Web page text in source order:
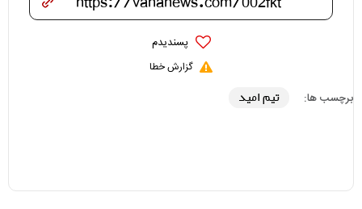
پسندیدم
گزارش خطا
برچسب ها: تیم امید